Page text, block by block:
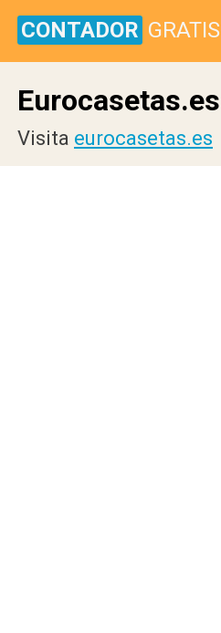
CONTADOR GRATIS
Eurocasetas.es
Visita eurocasetas.es